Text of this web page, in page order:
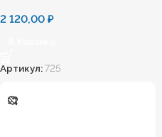
2 120,00 ₽
Артикул:725